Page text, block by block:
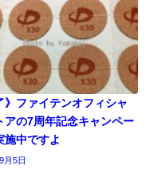
》ファイテンオフィシャ
アの7周年記念キャンペー
施中ですよ
月5日